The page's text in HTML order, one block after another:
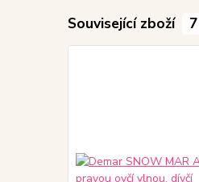
Související zboží 7